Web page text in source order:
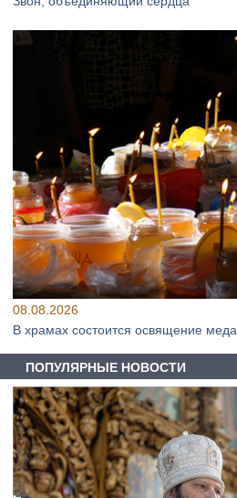
08.08.2026
В храмах состоится освящение меда
ПОПУЛЯРНЫЕ НОВОСТИ